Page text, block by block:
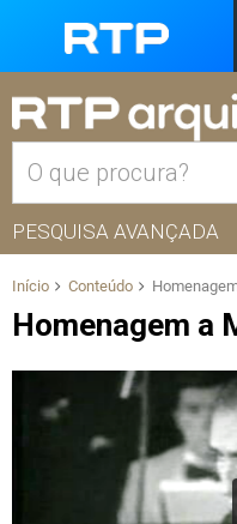
PESQUISA AVANÇADA
Início Conteúdo
Homenagem a